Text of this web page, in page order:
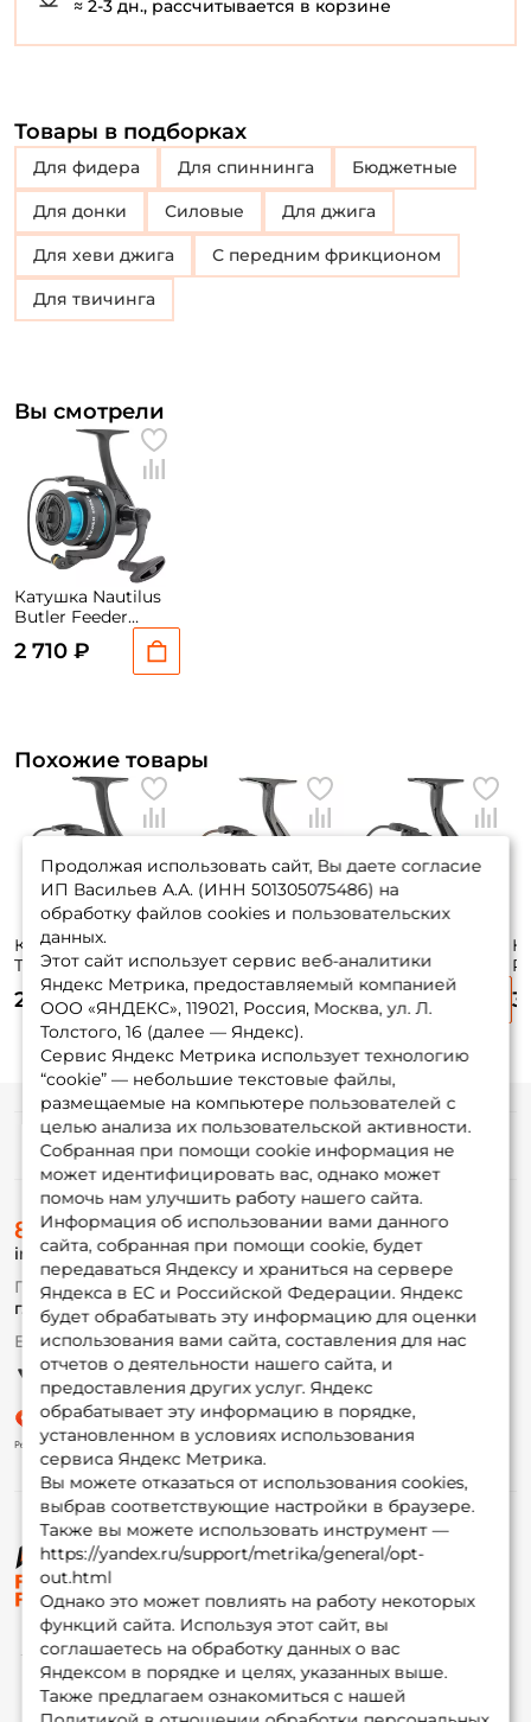
≈ 2-3 дн., рассчитывается в корзине
Товары в подборках
Для фидера Для спиннинга Бюджетные
для донки Силовые Для джига
Для хеви джига с передним фрикционом
для твичинга
Вы смотрели
Катушка Nautilus
Butler Feeder
2 710 ₽
Похожие товары
Катушка Nautilus
Total Feeder
NTF4000S / вес:
368гр. / 4,4 /
подшипники: 5шт.
2 930 ₽
Crony 4000 / вес:
280гр. / 5,1 /
подшипники: 6шт.
2 925 ₽
Every 4000 / вес:
280гр. / 5,1 /
подшипники: 4шт.
2 925 ₽ 3
Продолжая использовать сайт, Вы даете согласие
ИП Васильев А.А. (ИНН 501305075486) на
обработку файлов cookies и пользовательских
данных.
Этот сайт использует сервис веб-аналитики
Яндекс Метрика, предоставляемый компанией
ООО «ЯНДЕКС», 119021, Россия, Москва, ул. Л.
Толстого, 16 (далее — Яндекс).
Сервис Яндекс Метрика использует технологию
“cookie” — небольшие текстовые файлы,
размещаемые на компьютере пользователей с
целью анализа их пользовательской активности.
Собранная при помощи cookie информация не
может идентифицировать вас, однако может
помочь нам улучшить работу нашего сайта.
Информация об использовании вами данного
сайта, собранная при помощи cookie, будет
передаваться Яндексу и храниться на сервере
Яндекса в ЕС и Российской Федерации. Яндекс
будет обрабатывать эту информацию для оценки
использования вами сайта, составления для нас
отчетов о деятельности нашего сайта, и
предоставления других услуг. Яндекс
обрабатывает эту информацию в порядке,
установленном в условиях использования
сервиса Яндекс Метрика.
Вы можете отказаться от использования cookies,
выбрав соответствующие настройки в браузере.
Также вы можете использовать инструмент —
https://yandex.ru/support/metrika/general/opt-
out.html
Однако это может повлиять на работу некоторых
функций сайта. Используя этот сайт, вы
соглашаетесь на обработку данных о вас
Яндексом в порядке и целях, указанных выше.
Также предлагаем ознакомиться с нашей
© ФоксФишинг, 2009-2026
Информация
О магазине
Доставка
Оплата
Fox-bonus
Гуру
Партнерская программа
8 (495) 532-77-88
info@foxfishing.ru
По вопросам с заказом
г. Москва, ул. Плеханова д.7
Ежедневно 10:00 до 20:00